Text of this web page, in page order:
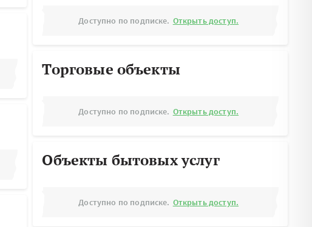
Доступно по подписке. Открыть доступ.
Торговые объекты
Доступно по подписке. Открыть доступ.
Объекты бытовых услуг
Доступно по подписке. Открыть доступ.